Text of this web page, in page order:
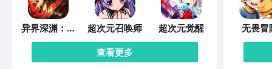
潘、张大春讲三国、河森堡八卦历史、杨
雨品古诗词等； - 精致女性成长：协和名
医女性健康课、女性营养课、语言表达
课、好声音培训课等； - 家庭亲子教育：
陈美玲教育法、英文儿歌、英语启蒙课、
异界深渊：觉
醒
超次元召唤师
超次元觉醒
查看更多
无畏冒